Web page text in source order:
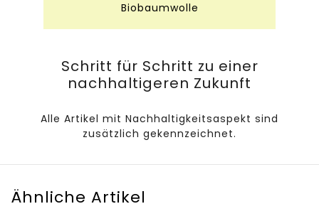
Biobaumwolle
Schritt für Schritt zu einer
nachhaltigeren Zukunft
Alle Artikel mit Nachhaltigkeitsaspekt sind
zusätzlich gekennzeichnet.
Ähnliche Artikel